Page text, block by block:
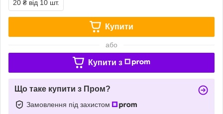
20 ₴ від 10 шт.
Купити
або
Купити з
Що таке купити з Пром?
Замовлення під захистом